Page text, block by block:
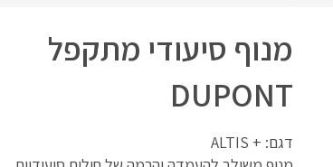
מנוף סיעודי מתקפל
DUPONT
דגם: + ALTIS